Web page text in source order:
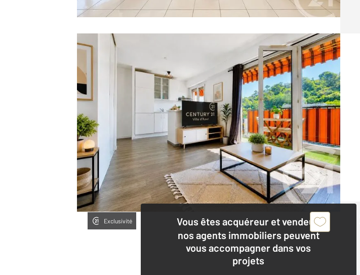
Vous êtes acquéreur et vendeur,
nos agents immobiliers peuvent
vous accompagner dans vos
projets
Exclusivité